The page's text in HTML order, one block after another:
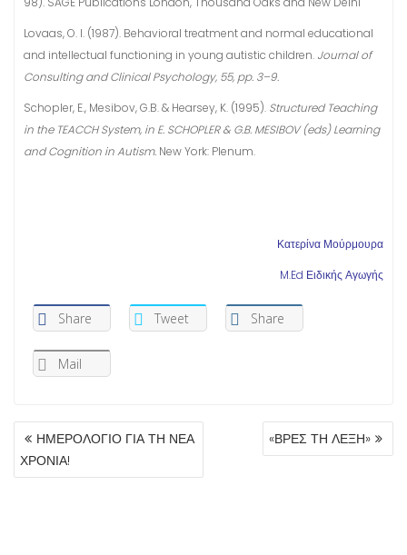
Lovaas, O. I. (1987). Behavioral treatment and normal educational
and intellectual functioning in young autistic children. Journal of
Consulting and Clinical Psychology, 55, pp. 3–9.
Schopler, E., Mesibov, G.B. & Hearsey, K. (1995). Structured Teaching
in the TEACCH System, in E. SCHOPLER & G.B. MESIBOV (eds) Learning
and Cognition in Autism. New York: Plenum.
Κατερίνα Μούρμουρα
M.Ed Ειδικής Αγωγής
Share Tweet Share
Mail
ΠΛΟΉΓΗΣΗ
ΆΡΘΡΩΝ
ΗΜΕΡΟΛΟΓΙΟ ΓΙΑ ΤΗ ΝΕΑ
ΧΡΟΝΙΑ!
«ΒΡΕΣ ΤΗ ΛΕΞΗ»